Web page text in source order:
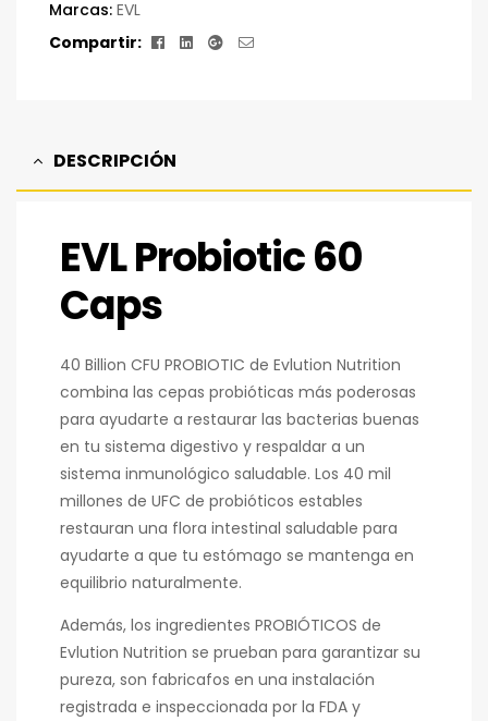
Marcas: EVL
Compartir:
Facebook
LinkedinGoogle+
Correo
DESCRIPCIÓN
EVL Probiotic 60
Caps
40 Billion CFU PROBIOTIC de Evlution Nutrition
combina las cepas probióticas más poderosas
para ayudarte a restaurar las bacterias buenas
en tu sistema digestivo y respaldar a un
sistema inmunológico saludable. Los 40 mil
millones de UFC de probióticos estables
restauran una flora intestinal saludable para
ayudarte a que tu estómago se mantenga en
equilibrio naturalmente.
Además, los ingredientes PROBIÓTICOS de
Evlution Nutrition se prueban para garantizar su
pureza, son fabricafos en una instalación
registrada e inspeccionada por la FDA y